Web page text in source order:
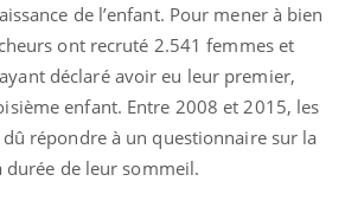
de l’enfant. Pour mener à bien
ont recruté 2.541 femmes et
déclaré avoir eu leur premier,
enfant. Entre 2008 et 2015, les
répondre à un questionnaire sur la
durée de leur sommeil.